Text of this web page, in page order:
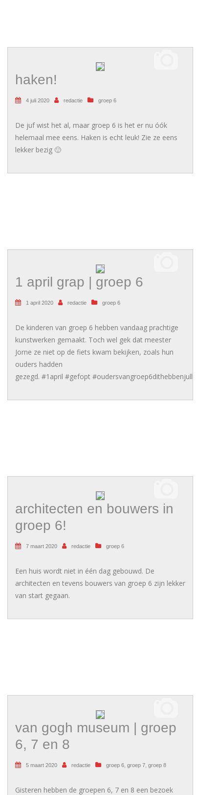
haken!
4 juli 2020 redactie groep 6
De juf wist het al, maar groep 6 is het er nu óók
helemaal mee eens. Haken is echt leuk! Zie ze eens
lekker bezig 🙂
1 april grap | groep 6
1 april 2020 redactie groep 6
De kinderen van groep 6 hebben vandaag prachtige
kunstwerken gemaakt. Toch wel gek dat meester
Jorne ze niet op de fiets kwam bekijken, zoals hun
ouders hadden
gezegd. #1april #gefopt
architecten en bouwers in
groep 6!
7 maart 2020 redactie groep 6
Een huis wordt niet in één dag gebouwd. De
architecten en tevens bouwers van groep 6 zijn lekker
van start gegaan.
van gogh museum | groep
6, 7 en 8
5 maart 2020 redactie groep 6 groep 7 groep 8
Gisteren hebben de groepen 6, 7 en 8 een bezoek